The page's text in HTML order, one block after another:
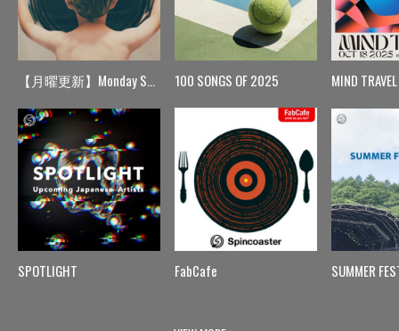
【月曜更新】Monday Spin
SPOTLIGHT
100 SONGS OF 2025
FabCafe
MIND TRAVEL
SUMMER